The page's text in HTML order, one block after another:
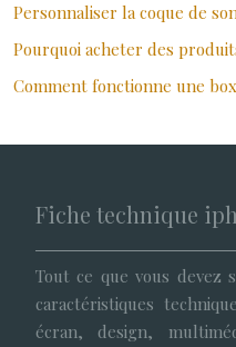
Personnaliser la coque de
Pourquoi acheter des
Comment fonctionne une
Fiche technique
Tout ce que vous devez
caractéristiques
écran, design,